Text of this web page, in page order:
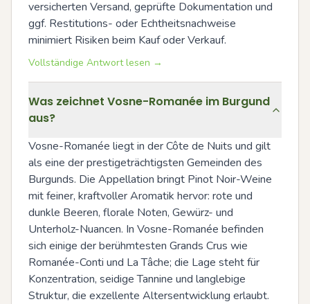
versicherten Versand, geprüfte Dokumentation und
ggf. Restitutions- oder Echtheitsnachweise
minimiert Risiken beim Kauf oder Verkauf.
Vollständige Antwort lesen →
Was zeichnet Vosne-Romanée im Burgund
aus?
Vosne-Romanée liegt in der Côte de Nuits und gilt
als eine der prestigeträchtigsten Gemeinden des
Burgunds. Die Appellation bringt Pinot Noir-Weine
mit feiner, kraftvoller Aromatik hervor: rote und
dunkle Beeren, florale Noten, Gewürz- und
Unterholz-Nuancen. In Vosne-Romanée befinden
sich einige der berühmtesten Grands Crus wie
Romanée-Conti und La Tâche; die Lage steht für
Konzentration, seidige Tannine und langlebige
Struktur, die exzellente Altersentwicklung erlaubt.